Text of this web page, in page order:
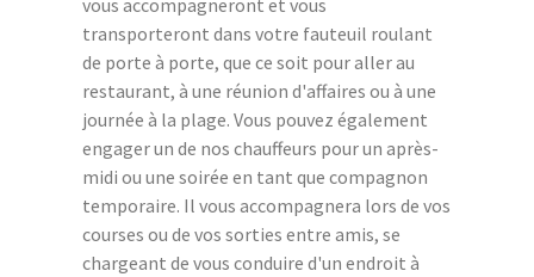
transporteront dans votre fauteuil roulant
de porte à porte, que ce soit pour aller au
restaurant, à une réunion d'affaires ou à une
journée à la plage. Vous pouvez également
engager un de nos chauffeurs pour un après-
midi ou une soirée en tant que compagnon
temporaire. Il vous accompagnera lors de vos
courses ou de vos sorties entre amis, se
chargeant de vous conduire d'un endroit à